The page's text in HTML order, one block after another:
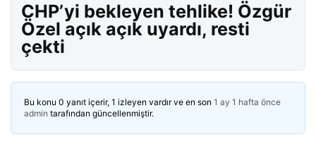
CHP’yi bekleyen tehlike! Özgür
Özel açık açık uyardı, resti
çekti
Bu konu 0 yanıt içerir, 1 izleyen vardır ve en son 1 ay 1 hafta önce
admin tarafından güncellenmiştir.